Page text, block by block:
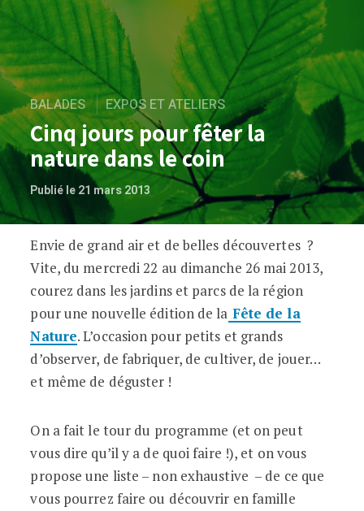
BALADES EXPOS ET ATELIERS
Cinq jours pour fêter la
nature dans le coin
Publié le 21 mars 2013
Cinq jours pour fêter la nature dans le
Envie de grand air et de belles découvertes ?
Vite, du mercredi 22 au dimanche 26 mai 2013,
courez dans les jardins et parcs de la région
pour une nouvelle édition de la Fête de la
Nature. L’occasion pour petits et grands
d’observer, de fabriquer, de cultiver, de jouer…
et même de déguster !
On a fait le tour du programme (et on peut
vous dire qu’il y a de quoi faire !), et on vous
propose une liste – non exhaustive – de ce que
vous pourrez faire ou découvrir en famille